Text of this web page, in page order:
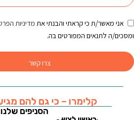
אני מאשר/ת כי קראתי והבנתי את מדיניות
ומסכים/ה לתנאים המפורטים בה.
צרו קשר
קלימרו – כי גם להם
הסניפים